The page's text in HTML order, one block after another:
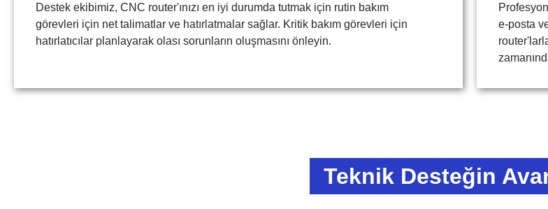
Destek ekibimiz, CNC router'ınızı en iyi durumda tutmak için rutin bakım
görevleri için net talimatlar ve hatırlatmalar sağlar. Kritik bakım görevleri için
hatırlatıcılar planlayarak olası sorunların oluşmasını önleyin.
e-posta
Teknik Desteğin